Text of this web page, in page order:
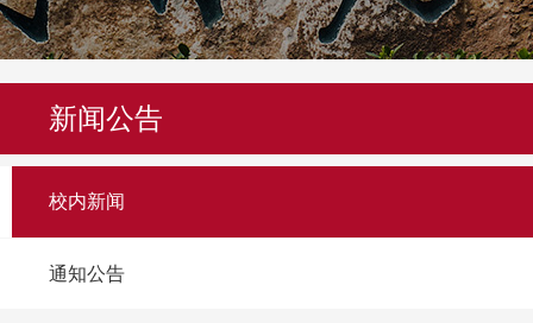
新闻公告
校内新闻
通知公告